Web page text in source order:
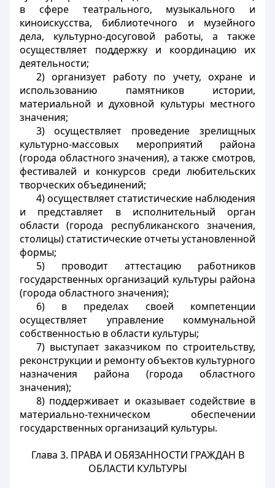
в сфере театрального, музыкального и
киноискусства, библиотечного и музейного
дела, культурно-досуговой работы, а также
осуществляет поддержку и координацию их
деятельности;
2) организует работу по учету, охране и
использованию памятников истории,
материальной и духовной культуры местного
значения;
3) осуществляет проведение зрелищных
культурно-массовых мероприятий района
(города областного значения), а также смотров,
фестивалей и конкурсов среди любительских
творческих объединений;
4) осуществляет статистические наблюдения
и представляет в исполнительный орган
области (города республиканского значения,
столицы) статистические отчеты установленной
формы;
5) проводит аттестацию работников
государственных организаций культуры района
(города областного значения);
6) в пределах своей компетенции
осуществляет управление коммунальной
собственностью в области культуры;
7) выступает заказчиком по строительству,
реконструкции и ремонту объектов культурного
назначения района (города областного
значения);
8) поддерживает и оказывает содействие в
материально-техническом обеспечении
государственных организаций культуры.
Глава 3. ПРАВА И ОБЯЗАННОСТИ ГРАЖДАН В
ОБЛАСТИ КУЛЬТУРЫ